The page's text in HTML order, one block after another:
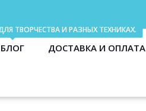
БЛОГ ДОСТАВКА И ОПЛАТА